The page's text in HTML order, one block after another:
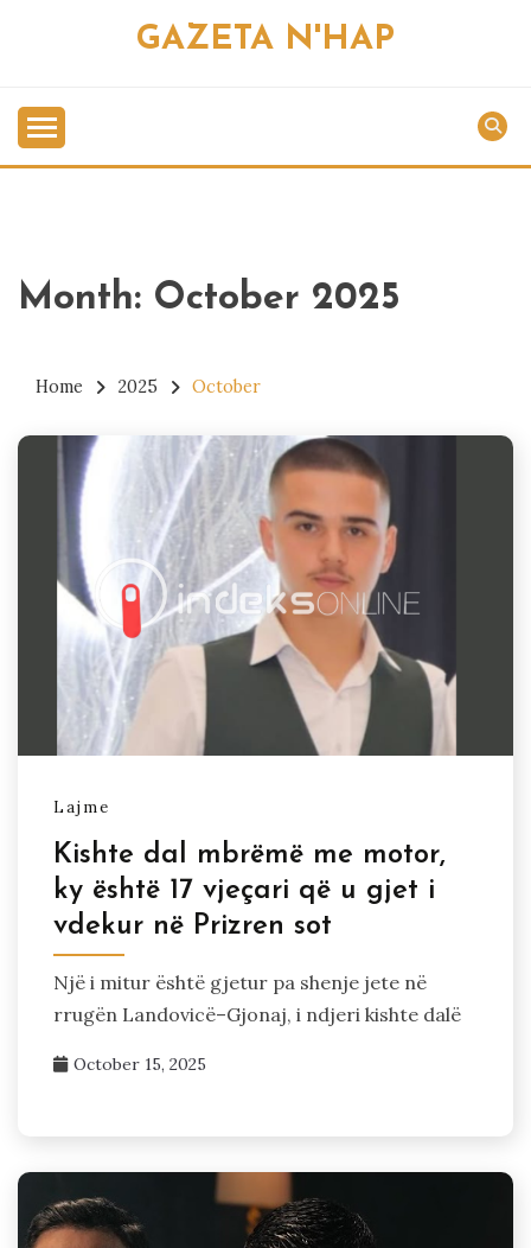
GAZETA N'HAP
Month: October 2025
Home 2025 October
Lajme
Kishte dal mbrëmë me motor,
ky është 17 vjeçari që u gjet i
vdekur në Prizren sot
Një i mitur është gjetur pa shenje jete në
rrugën Landovicë–Gjonaj, i ndjeri kishte dalë
October 15, 2025